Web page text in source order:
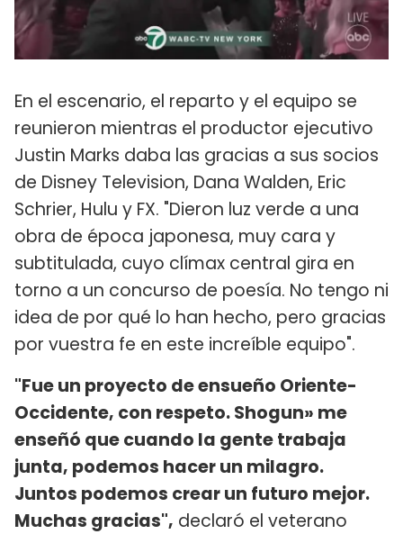
En el escenario, el reparto y el equipo se
reunieron mientras el productor ejecutivo
Justin Marks daba las gracias a sus socios
de Disney Television, Dana Walden, Eric
Schrier, Hulu y FX. "Dieron luz verde a una
obra de época japonesa, muy cara y
subtitulada, cuyo clímax central gira en
torno a un concurso de poesía. No tengo ni
idea de por qué lo han hecho, pero gracias
por vuestra fe en este increíble equipo".
"Fue un proyecto de ensueño Oriente-
Occidente, con respeto. Shogun» me
enseñó que cuando la gente trabaja
junta, podemos hacer un milagro.
Juntos podemos crear un futuro mejor.
Muchas gracias", declaró el veterano